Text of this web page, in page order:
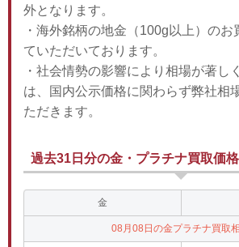
外となります。
・海外銘柄の地金（100g以上）の
ていただいております。
・社会情勢の影響により相場が著し
は、国内公示価格に関わらず弊社相
ただきます。
過去31日分の金・プラチナ買取価格
金
08月08日の金プラチナ買取